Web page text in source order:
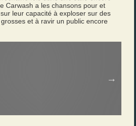
Carwash a les chansons pour et
leur capacité à exploser sur des
et à ravir un public encore